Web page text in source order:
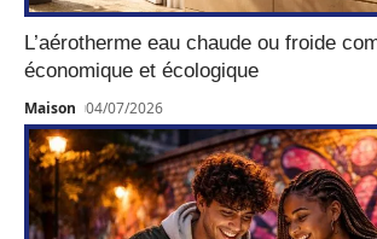
L’aérotherme eau chaude ou froide
économique et écologique
Maison 04/07/2026